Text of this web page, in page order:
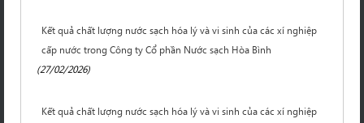
Kết quả chất lượng nước sạch hóa lý và vi sinh của các xí nghiệp
cấp nước trong Công ty Cổ phần Nước sạch Hòa Bình
(27/02/2026)
Kết quả chất lượng nước sạch hóa lý và vi sinh của các xí nghiệp